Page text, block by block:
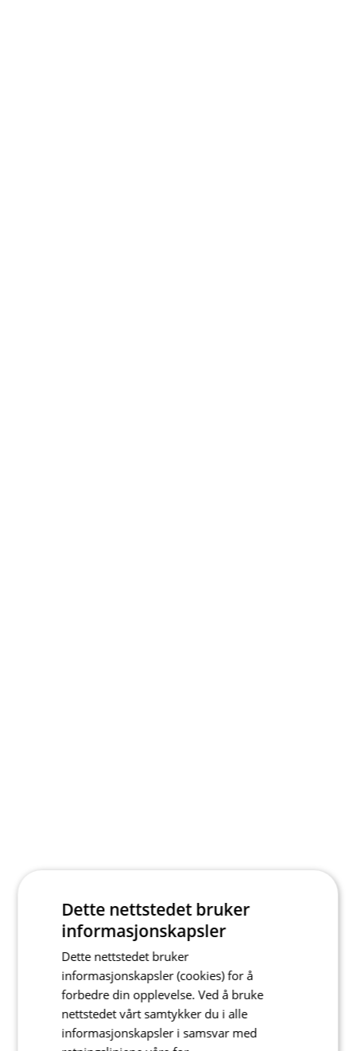
Dette nettstedet bruker
informasjonskapsler
Dette nettstedet bruker
informasjonskapsler (cookies) for å
forbedre din opplevelse. Ved å bruke
nettstedet vårt samtykker du i alle
informasjonskapsler i samsvar med